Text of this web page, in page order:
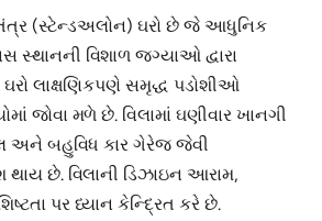
(સ્ટેન્ડઅલોન) ઘરો છે જે આધુનિક
સ્થાનની વિશાળ જગ્યાઓ દ્વારા
લાક્ષણિકપણે સમૃદ્ધ પડોશીઓ
જોવા મળે છે. વિલામાં ઘણીવાર ખાનગી
અને બહુવિધ કાર ગેરેજ જેવી
છે. વિલાની ડિઝાઇન આરામ,
પર ધ્યાન કેન્દ્રિત કરે છે.